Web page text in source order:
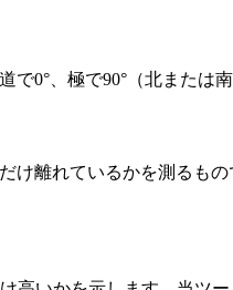
0°、極で90°（北または
離れているかを測るも